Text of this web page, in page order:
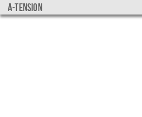
a-tension